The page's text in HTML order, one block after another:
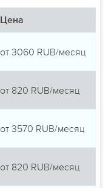
Цена
от 3060 RUB/месяц
от 820 RUB/месяц
от 3570 RUB/месяц
от 820 RUB/месяц